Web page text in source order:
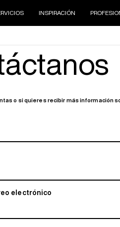
INSPIRACIÓN
o si quieres recibir más información
electrónico